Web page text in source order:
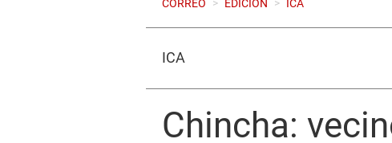
CORREO > EDICION > ICA
ICA
Chincha: